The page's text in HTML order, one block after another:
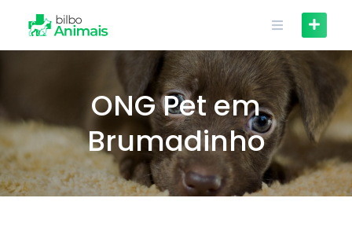
content
ONG Pet em
Brumadinho